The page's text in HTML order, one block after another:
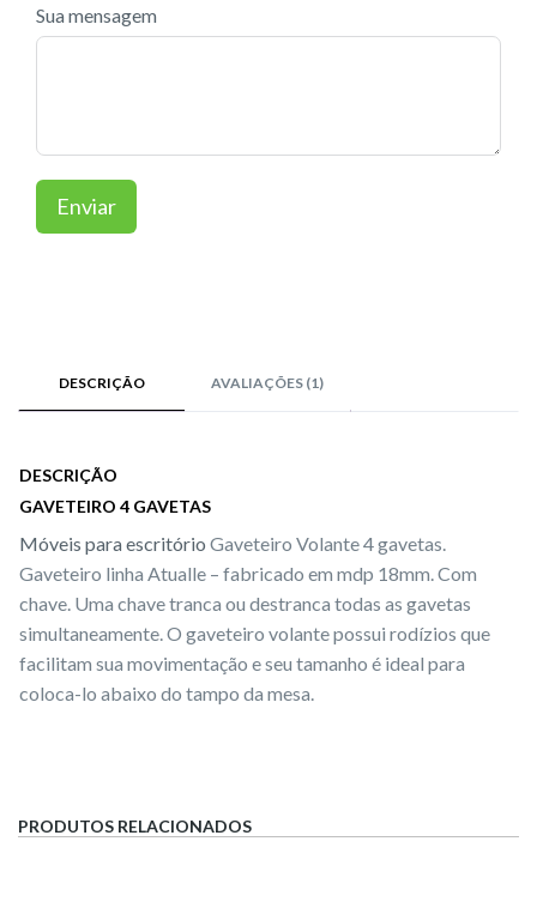
Sua mensagem
Enviar
DESCRIÇÃO AVALIAÇÕES (1)
DESCRIÇÃO
GAVETEIRO 4 GAVETAS
Móveis para escritório Gaveteiro Volante 4 gavetas.
Gaveteiro linha Atualle – fabricado em mdp 18mm. Com
chave. Uma chave tranca ou destranca todas as gavetas
simultaneamente. O gaveteiro volante possui rodízios que
facilitam sua movimentação e seu tamanho é ideal para
coloca-lo abaixo do tampo da mesa.
PRODUTOS RELACIONADOS